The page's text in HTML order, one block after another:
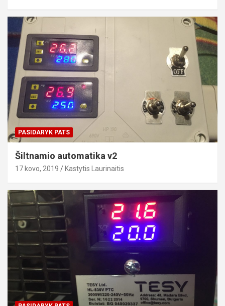
PASIDARYK PATS
Šiltnamio automatika v2
17 kovo, 2019 Kastytis Laurinaitis